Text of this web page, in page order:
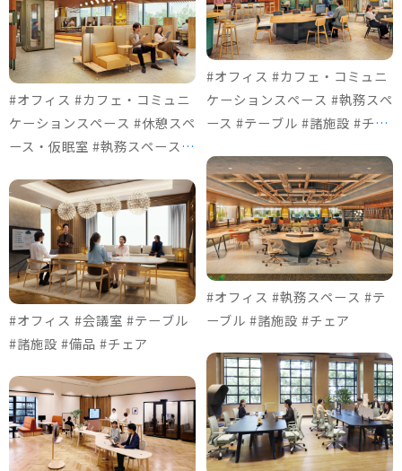
#オフィス #カフェ・コミュニ
ケーションスペース #休憩スペ
ース・仮眠室 #執務スペース #
#チェア #個室ブース
#オフィス #会議室 #テーブル
#諸施設 #備品 #チェア
#オフィス #カフェ・コミュニ
ケーションスペース #執務スペ
ース #テーブル #諸施設 #チェ
#オフィス #執務スペース #テ
ーブル #諸施設 #チェア